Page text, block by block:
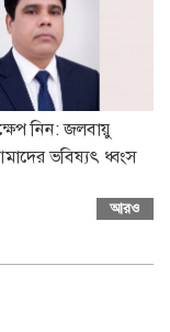
নিন: জলবায়ু
ভবিষ্যৎ ধ্বংস
আরও